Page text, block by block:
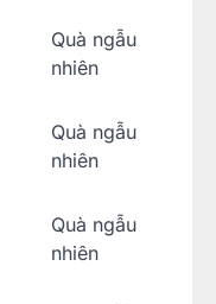
Quà ngẫu
nhiên
Quà ngẫu
nhiên
Quà ngẫu
nhiên